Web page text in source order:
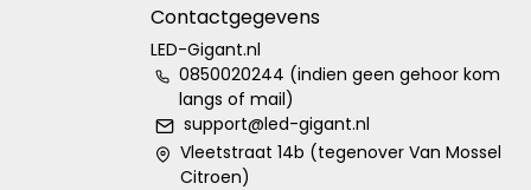
Contactgegevens
LED-Gigant.nl
0850020244 (indien geen gehoor kom
langs of mail)
support@led-gigant.nl
Vleetstraat 14b (tegenover Van Mossel
Citroen)